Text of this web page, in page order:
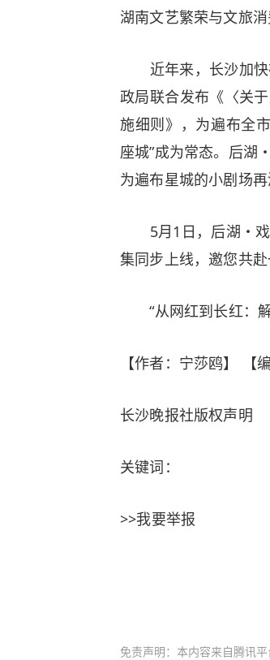
湖南文艺繁荣与文旅消
近年来，长沙加快
政局联合发布《〈关
施细则》，为遍布全
座城”成为常态。后湖
为遍布星城的小剧场
5月1日，后湖・戏
集同步上线，邀您共
“从网红到长红：解
【作者：宁莎鸥】 【
长沙晚报社版权声明
关键词：
>>我要举报
免责声明：本内容来自腾讯